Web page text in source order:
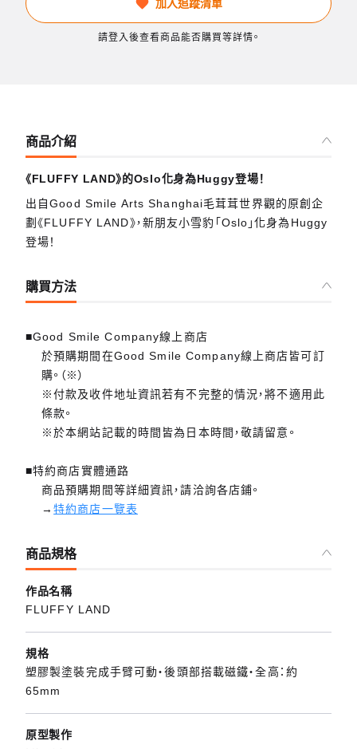
加入追蹤清單
請登入後查看商品能否購買等詳情。
商品介紹
《FLUFFY LAND》的Oslo化身為Huggy登場！
出自Good Smile Arts Shanghai毛茸茸世界觀的原創企
劃《FLUFFY LAND》，新朋友小雪豹「Oslo」化身為Huggy
登場！
購買方法
■Good Smile Company線上商店
於預購期間在Good Smile Company線上商店皆可訂
購。（※）
※付款及收件地址資訊若有不完整的情況，將不適用此
條款。
※於本網站記載的時間皆為日本時間，敬請留意。
■特約商店實體通路
商品預購期間等詳細資訊，請洽詢各店鋪。
→特約商店一覽表
商品規格
作品名稱
FLUFFY LAND
規格
塑膠製塗裝完成手臂可動・後頭部搭載磁鐵・全高：約
65mm
原型製作